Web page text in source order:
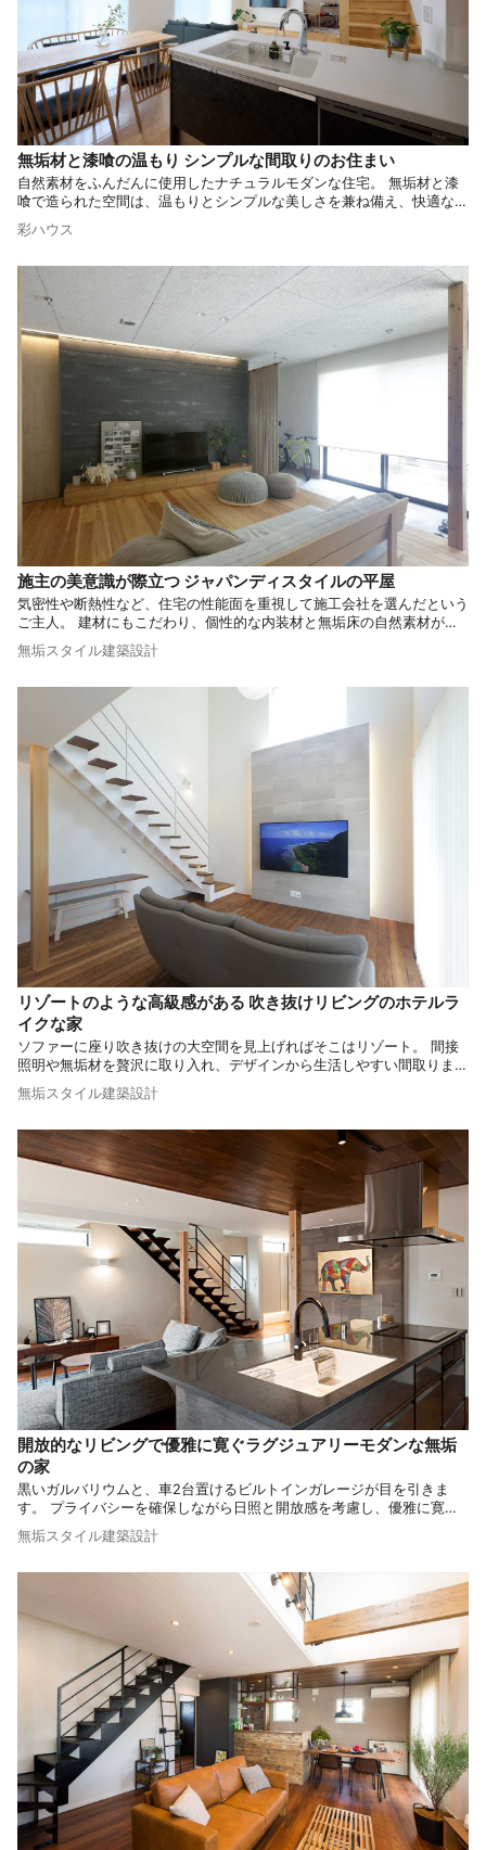
無垢材と漆喰の温もり シンプルな間取りのお住まい
自然素材をふんだんに使用したナチュラルモダンな住宅。 無垢材と漆
喰で造られた空間は、温もりとシンプルな美しさを兼ね備え、快適な毎
日を約束します。 シンプルな間取りでデザインされたお住まいを是非
ご覧ください。
彩ハウス
施主の美意識が際立つ ジャパンディスタイルの平屋
気密性や断熱性など、住宅の性能面を重視して施工会社を選んだという
ご主人。 建材にもこだわり、個性的な内装材と無垢床の自然素材が響
きあうスタイリッシュな空間が誕生しました。 動きやすい回遊動線で
暮らしやすい間取りもポイントです。
無垢スタイル建築設計
リゾートのような高級感がある 吹き抜けリビングのホテルラ
イクな家
ソファーに座り吹き抜けの大空間を見上げればそこはリゾート。 間接
照明や無垢材を贅沢に取り入れ、デザインから生活しやすい間取りまで
妥協なくこだわった、 施主様の想い描いた憧れが見事に形になったお
住まいです。
無垢スタイル建築設計
開放的なリビングで優雅に寛ぐラグジュアリーモダンな無垢
の家
黒いガルバリウムと、車2台置けるビルトインガレージが目を引きま
す。 プライバシーを確保しながら日照と開放感を考慮し、優雅に寛げ
る空間を実現。 本物の自然素材を贅沢に取り入れ、デザインや内装に
こだわり抜いたデザイナーズ住宅です。
無垢スタイル建築設計